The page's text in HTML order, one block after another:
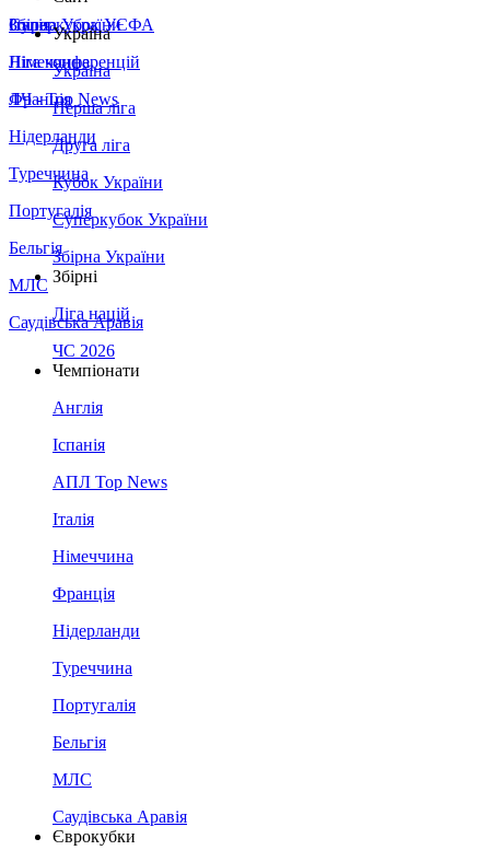
Збірна України
Італія
Німеччина
Франція
Нідерланди
Туреччина
Португалія
Бельгія
МЛС
Саудівська Аравія
Суперкубок УЄФА
Ліга конференцій
ЛЧ - Top News
Україна
Україна
Перша ліга
Друга ліга
Кубок України
Суперкубок України
Збірна України
Збірні
Ліга націй
ЧС 2026
Чемпіонати
Англія
Іспанія
АПЛ Top News
Італія
Німеччина
Франція
Нідерланди
Туреччина
Португалія
Бельгія
МЛС
Саудівська Аравія
Єврокубки